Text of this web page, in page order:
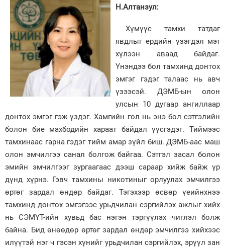
Н.Алтанзул:
Хүмүүс тамхи татдаг
явдлыг ердийн үзэгдэл мэт
хүлээн аваад байдаг.
Үнэндээ бол тамхинд донтох
эмгэг гэдэг талаас нь авч
үзээсэй. ДЭМБ-ын олон
улсын 10 дугаар ангиллаар
донтох эмгэг гэж үздэг. Хамгийн гол нь энэ бол сэтгэлийн
болон бие махбодийн хараат байдал үүсгэдэг. Тиймээс
тамхинаас гарна гэдэг тийм амар зүйл биш. ДЭМБ-аас маш
олон эмчилгээ санал болгож байгаа. Сэтгэл засал болон
эмийн эмчилгээг зургаагаас дээш сараар хийж байж үр
дүнд хүрнэ. Гэвч тамхины никотиныг орлуулах эмчилгээ
өртөг зардал өндөр байдаг. Тэгэхээр өсвөр үеийнхнээ
тамхинд донтох эмгэгээс урьдчилан сэргийлэх ажлыг хийх
нь СЭМҮТ-ийн хувьд бас нэгэн тэргүүлэх чиглэл болж
байна. Бид өнөөдөр өртөг зардал өндөр эмчилгээ хийхээс
илүүтэй нэг ч гэсэн хүнийг урьдчилан сэргийлэх, эрүүл зан